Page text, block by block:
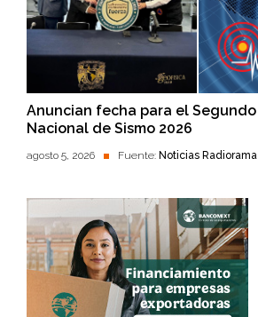
Anuncian fecha para el
Nacional de Sismo 2026
agosto 5, 2026 Fuente: Noticias Radiorama